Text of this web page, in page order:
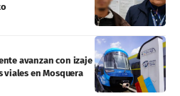
avanzan con izaje de vigas sobre el
viales en Mosquera